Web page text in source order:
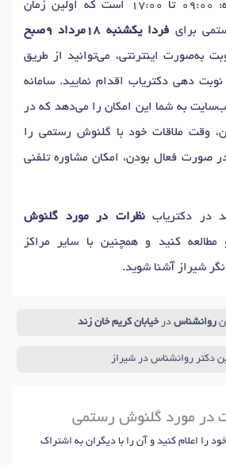
روزهای حضور یکشنبه: 09:00 تا 17:00 است که اولین زمان
برای فردا یکشنبه 18مرداد 9صبح
به‌صورت اینترنتی، می‌توانید از طریق
دهی دکتریاب اقدام نمایید. سامانه
به شما این امکان را می‌دهد که در
وقت ملاقات خود با گلنوش رستمی را
صورت فعال بودن، امکان مشاوره تلفنی
در دکتریابنظرات در مورد گلنوش
کنید و همچنین با سایر مراکز
شیراز آشنا شوید.
روانشناس درخیابان کریم خان زند
دکتر روانشناس در شیراز
در مورد گلنوش رستمی
را اعلام کنید و آن را با دیگران به اشتراک